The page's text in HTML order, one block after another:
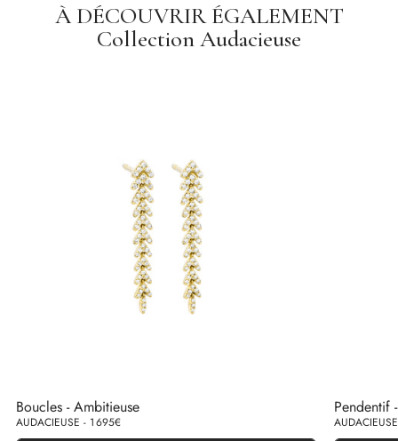
À DÉCOUVRIR ÉGALEMENT
Collection Audacieuse
Boucles - Ambitieuse
AUDACIEUSE - 1 695€
Pendentif